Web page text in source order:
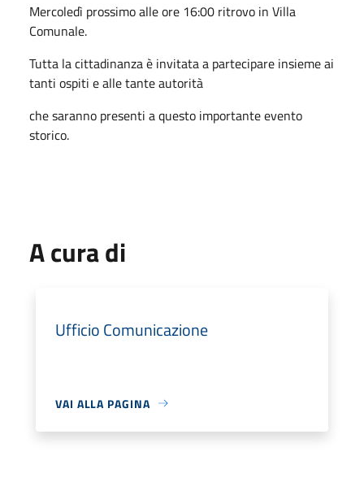
Mercoledì prossimo alle ore 16:00 ritrovo in Villa
Comunale.
Tutta la cittadinanza è invitata a partecipare insieme ai
tanti ospiti e alle tante autorità
che saranno presenti a questo importante evento
storico.
A cura di
Ufficio Comunicazione
VAI ALLA PAGINA